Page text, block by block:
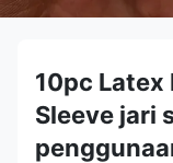
10pc Latex
Sleeve jari